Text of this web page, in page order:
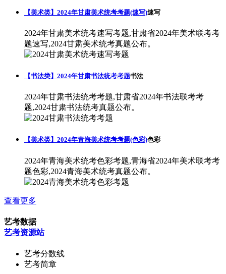
【美术类】2024年甘肃美术统考考题(速写)速写
2024年甘肃美术统考速写考题,甘肃省2024年美术联考考
题速写,2024甘肃美术统考真题公布。
【书法类】2024年甘肃书法统考考题书法
2024年甘肃书法统考考题,甘肃省2024年书法联考考
题,2024甘肃书法统考真题公布。
【美术类】2024年青海美术统考考题(色彩)色彩
2024年青海美术统考色彩考题,青海省2024年美术联考考
题色彩,2024青海美术统考真题公布。
查看更多
艺考数据
艺考资源站
艺考分数线
艺考简章